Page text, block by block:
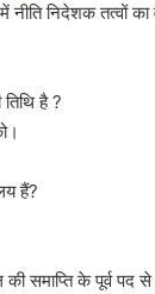
निदेशक तत्वों का
है ?
हैं?
समाप्ति के पूर्व पद